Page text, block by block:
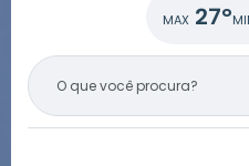
O QUE VOCÊ PROCURA?
27°